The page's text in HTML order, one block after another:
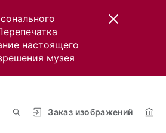
настоящего
музея
Заказ изображений